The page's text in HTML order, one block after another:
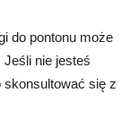
do pontonu może
nie jesteś
się z